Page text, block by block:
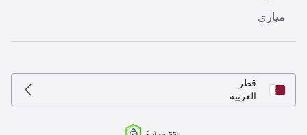
مياري
قطر
العربية